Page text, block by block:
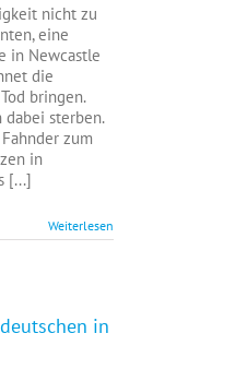
Grundschüler
nicht zu
eine
in Newcastle
die
bringen.
sterben.
zum
in
[...]
Weiterlesen
in